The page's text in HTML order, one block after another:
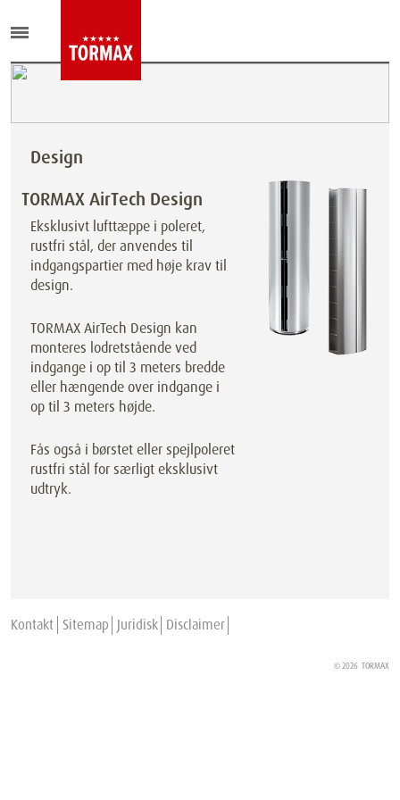
Design
TORMAX AirTech Design
Eksklusivt lufttæppe i poleret,
rustfri stål, der anvendes til
indgangspartier med høje krav til
design.
TORMAX AirTech Design kan
monteres lodretstående ved
indgange i op til 3 meters bredde
eller hængende over indgange i
op til 3 meters højde.
Fås også i børstet eller spejlpoleret
rustfri stål for særligt eksklusivt
udtryk.
Kontakt Sitemap Juridisk Disclaimer
© 2026 TORMAX